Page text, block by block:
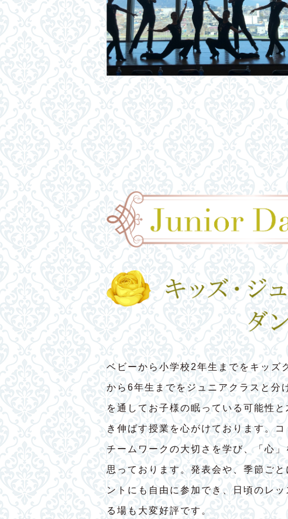
ベビーから小学校2年生までをキッズ
から6年生までをジュニアクラスと分
を通してお子様の眠っている可能性
き伸ばす授業を心がけております。
チームワークの大切さを学び、「心
思っております。発表会や、季節ご
ントにも自由に参加でき、日頃のレ
る場も大変好評です。